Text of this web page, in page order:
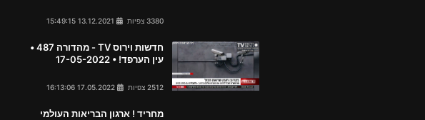
3380 צפיות
חדשות וירוס TV - מהדורה 487 •
עין הערפד! • 17-05-2022
2512 צפיות
מחריד ! ארגון הבריאות העולמי